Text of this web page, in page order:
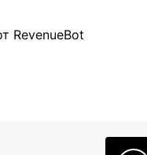
RevenueBot